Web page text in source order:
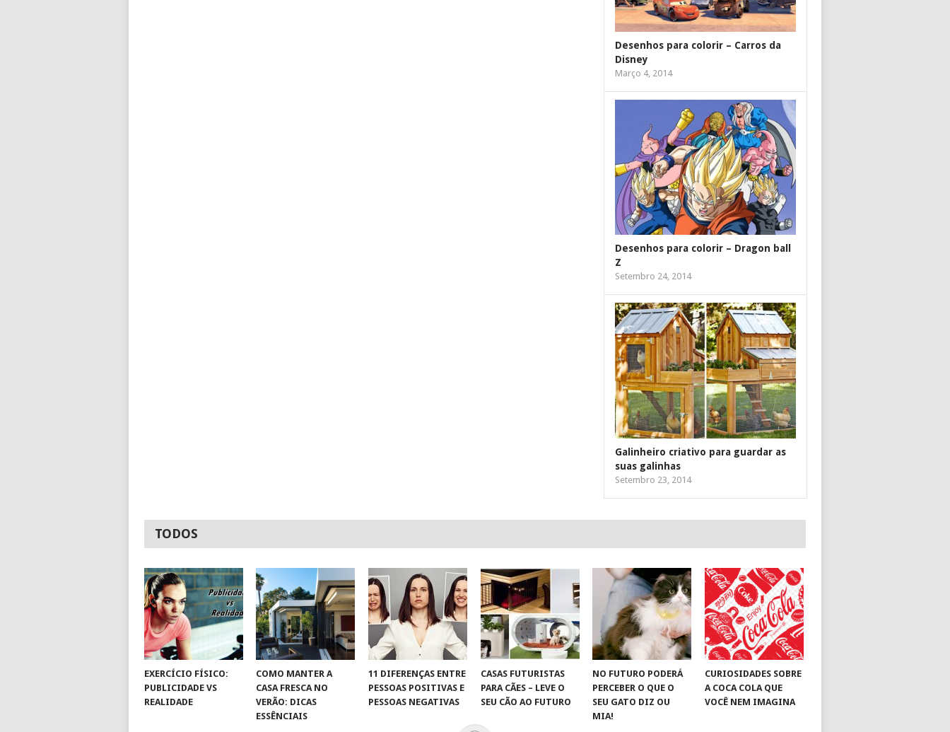
Desenhos para colorir – Carros da
Disney
Março 4, 2014
Desenhos para colorir – Dragon ball
Z
Setembro 24, 2014
Galinheiro criativo para guardar as
suas galinhas
Setembro 23, 2014
TODOS
EXERCÍCIO FÍSICO:
PUBLICIDADE VS
REALIDADE
COMO MANTER A
CASA FRESCA NO
VERÃO: DICAS
ESSÊNCIAIS
11 DIFERENÇAS ENTRE
PESSOAS POSITIVAS E
PESSOAS NEGATIVAS
CASAS FUTURISTAS
PARA CÃES – LEVE O
SEU CÃO AO FUTURO
NO FUTURO PODERÁ
PERCEBER O QUE O
SEU GATO DIZ OU
MIA!
CURIOSIDADES SOBRE
A COCA COLA QUE
VOCÊ NEM IMAGINA